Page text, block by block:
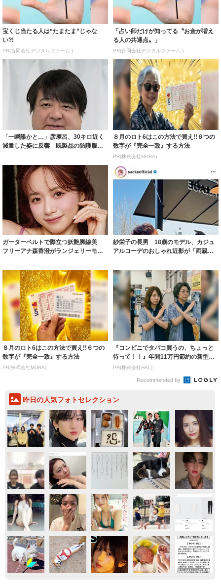
宝くじ当たる人は“たまたま”じゃな
い?!
PR(合同会社デジタルファーム )
「占い師だけが知ってる〝お金が増え
る人の共通点〟」
PR(合同会社デジタルファーム )
「一瞬誰かと…」彦摩呂、30キロ近く
減量した姿に反響 既製品の防護服が
８月のロト6はこの方法で買え!!６つの
数字が『完全一致』する方法
PR(株式会社MURA)
ガーターベルトで際立つ妖艶脚線美
フリーアナ森香澄がランジェリーモデ
紗栄子の長男 18歳のモデル、カジュ
アルコーデのおしゃれ近影が「両親の
８月のロト6はこの方法で買え!!６つの
数字が『完全一致』する方法
PR(株式会社MURA)
『コンビニでタバコ買うの、ちょっと
待って！！』年間11万円節約の新型タ
バコ
PR(株式会社HAL)
Recommended by
昨日の人気フォトセレクション